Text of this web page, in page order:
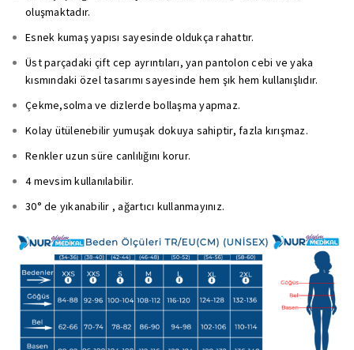
oluşmaktadır.
Esnek kumaş yapısı sayesinde oldukça rahattır.
Üst parçadaki çift cep ayrıntıları, yan pantolon cebi ve yaka
kısmındaki özel tasarımı sayesinde hem şık hem kullanışlıdır.
Çekme,solma ve dizlerde bollaşma yapmaz.
Kolay ütülenebilir yumuşak dokuya sahiptir, fazla kırışmaz.
Renkler uzun süre canlılığını korur.
4 mevsim kullanılabilir.
30° de yıkanabilir , ağartıcı kullanmayınız.